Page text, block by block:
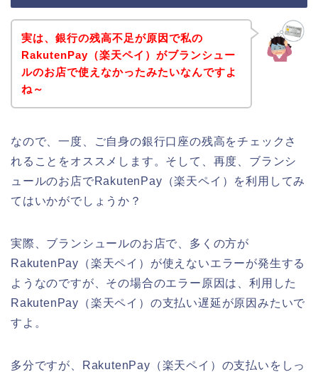
実は、銀行の残高不足が原因で私の
RakutenPay（楽天ペイ）がブランシュー
ルのお店で使えなかったみたいなんですよ
ね～
なので、一度、ご自身の銀行口座の残高をチェックさ
れることをオススメします。そして、再度、ブランシ
ュールのお店でRakutenPay（楽天ペイ）を利用してみ
てはいかがでしょうか？
実際、ブランシュールのお店で、多くの方が
RakutenPay（楽天ペイ）が使えないエラーが発生する
ようなのですが、その場合のエラー原因は、利用した
RakutenPay（楽天ペイ）の支払い遅延が原因みたいで
すよ。
多分ですが、RakutenPay（楽天ペイ）の支払いをしっ